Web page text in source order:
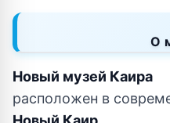
О
Новый музей Каира
расположен в